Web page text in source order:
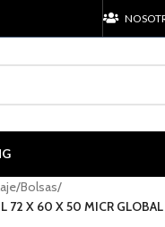
/Bolsas/
72 X 60 X 50 MICR